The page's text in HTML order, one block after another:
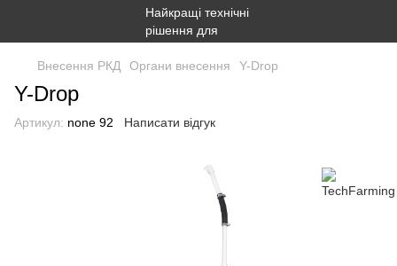
Внесення РКД Органи внесення Y-Drop
Y-Drop
Артикул: none 92 Написати відгук